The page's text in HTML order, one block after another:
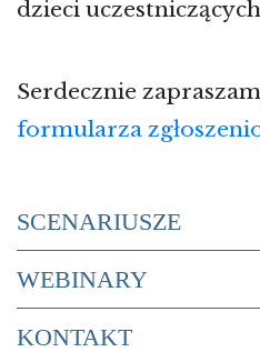
dzieci
Serdecznie
formularza
SCENARIUSZE
WEBINARY
KONTAKT